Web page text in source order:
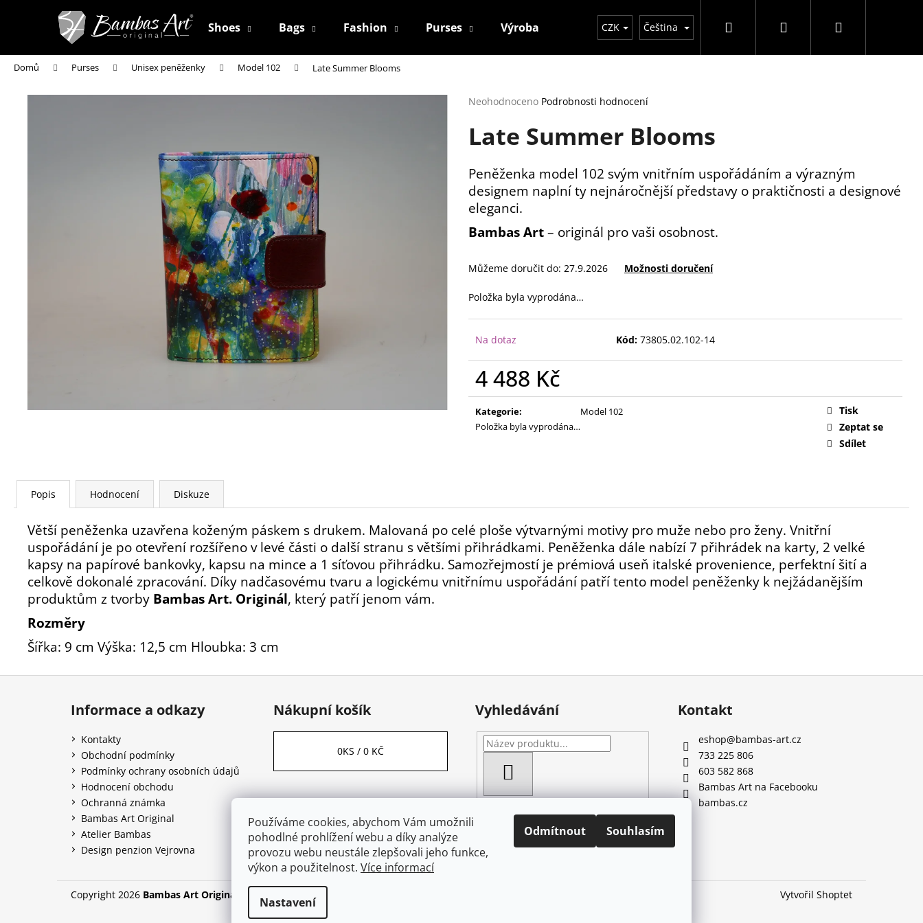
Používáme cookies, abychom Vám umožnili
pohodlné prohlížení webu a díky analýze
provozu webu neustále zlepšovali jeho funkce,
výkon a použitelnost. Více informací
Nastavení
Odmítnout Souhlasím
Shoes Bags Fashion Purses Výroba Kontakty
CZK Čeština Hledat PřihlášeníNákupní
Domů Purses Unisex peněženky Model 102 Late Summer Blooms
Průměrné
produktu
je
z
5
hvězdiček.
Neohodnoceno Podrobnosti hodnocení
Late Summer Blooms
Peněženka model 102 svým vnitřním uspořádáním a výrazným
designem naplní ty nejnáročnější představy o praktičnosti a designové
eleganci.
Bambas Art – originál pro vaši osobnost.
Můžeme doručit do: 27.9.2026 Možnosti doručení
Položka byla vyprodána…
Na dotaz Kód: 73805.02.102-14
4 488 Kč
Měrná
cena:
Kategorie:
Model 102
Položka byla vyprodána…
Tisk
Zeptat se
Sdílet
Popis Hodnocení Diskuze
Větší peněženka uzavřena koženým páskem s drukem. Malovaná po celé ploše výtvarnými motivy pro muže nebo pro ženy. Vnitřní
uspořádání je po otevření rozšířeno v levé části o další stranu s většími přihrádkami. Peněženka dále nabízí 7 přihrádek na karty, 2 velké
kapsy na papírové bankovky, kapsu na mince a 1 síťovou přihrádku. Samozřejmostí je prémiová useň italské provenience, perfektní šití a
celkově dokonalé zpracování. Díky nadčasovému tvaru a logickému vnitřnímu uspořádání patří tento model peněženky k nejžádanějším
produktům z tvorby Bambas Art. Originál, který patří jenom vám.
Rozměry
Šířka: 9 cm Výška: 12,5 cm Hloubka: 3 cm
í
Zpět
do
obchodu
Zpět
do
obchodu
Co potřebujete najít?
HLEDAT
Z
Informace a odkazy
Kontakty
Obchodní podmínky
Podmínky ochrany osobních údajů
Hodnocení obchodu
Ochranná známka
Bambas Art Original
Atelier Bambas
Design penzion Vejrovna
Nákupní košík
0KS / 0 KČ
Vyhledávání Kontakt
eshop@bambas-art.cz
733 225 806
603 582 868
Bambas Art na Facebooku
bambas.cz
Vytvořil Shoptet
Copyright 2026 Bambas Art Original